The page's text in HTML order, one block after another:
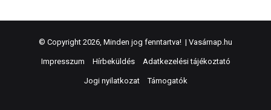
© Copyright 2026, Minden jog fenntartva! | Vasárnap.hu
Impresszum Hírbeküldés Adatkezelési tájékoztató
Jogi nyilatkozat Támogatók